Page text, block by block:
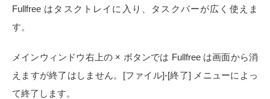
Fullfree はタスクトレイに入り、タスクバーが広く使えま
す。
メインウィンドウ右上の × ボタンでは Fullfree は画面から消
えますが終了はしません。[ファイル]-[終了] メニューによっ
て終了します。